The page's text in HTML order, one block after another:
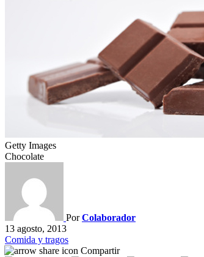
Getty Images
Chocolate
PorColaborador
13 agosto, 2013
Comida y tragos
Compartir